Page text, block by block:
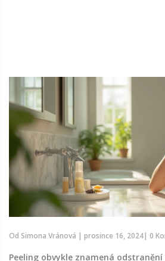
Od Simona Vránová | prosince 16, 2024| 0
Peeling obvykle znamená